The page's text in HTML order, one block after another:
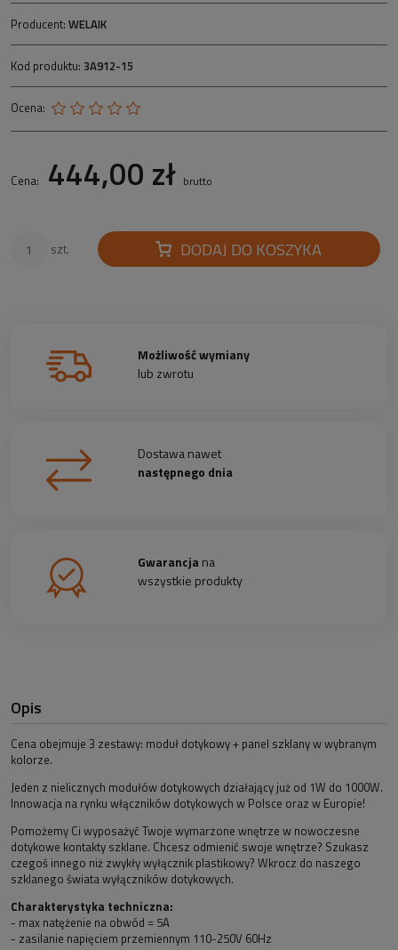
Producent: WELAIK
Kod produktu: 3A912-15
Ocena:
Cena: 444,00 zł brutto
szt. DODAJ DO KOSZYKA
Możliwość wymiany
lub zwrotu
Dostawa nawet
następnego dnia
Gwarancjana
wszystkie produkty
Opis
Cena obejmuje 3 zestawy: moduł dotykowy + panel szklany w wybranym
kolorze.
Jeden z nielicznych modułów dotykowych działający już od 1W do 1000W.
Innowacja na rynku włączników dotykowych w Polsce oraz w Europie!
Pomożemy Ci wyposażyć Twoje wymarzone wnętrze w nowoczesne
dotykowe kontakty szklane. Chcesz odmienić swoje wnętrze? Szukasz
czegoś innego niż zwykły wyłącznik plastikowy? Wkrocz do naszego
szklanego świata wyłączników dotykowych.
Charakterystyka techniczna:
- max natężenie na obwód = 5A
- zasilanie napięciem przemiennym 110-250V 60Hz